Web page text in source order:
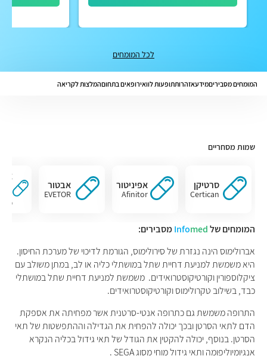
לכל המומחים
המומחים מסביריםמידעאזהרותתופעות לוואירופאים בתחוםהמלצות לקריאה
שמות מסחריים
סרטיקן
Certican
אפיניטור
Afinitor
אבטור
EVETOR
המומחים של Infomed
מסבירים:
אברולימוס הינה נגזרת של סירולימוס, הגורמת לדיכוי של מערכת החיסון.
היא משמשת למניעת דחיית שתל במושתלי כליה או לב, במתן משולב עם
ציקלוספורין וקורטיקוסטרואידים. משמשת למניעת דחיית שתל במושתלי
כבד, בשילוב טקרולימוס וקורטיקוסטרואידים.
התרופה משמשת גם כתרופה אנטי-סרטנית אשר מפחיתה את אספקת
הדם לתאי הסרטן ובכך יכולה להפחית את הגדילה וההתפשטות של תאי
הסרטן. בנוסף, יכולה להקטין את הגודל של תאי גידול בכליה הנקרא
אנגיומיוליפומה ותאי גידול מוחי מסוג SEGA .